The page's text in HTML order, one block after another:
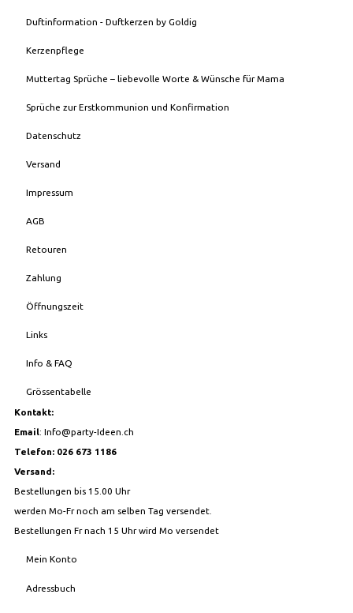
Duftinformation - Duftkerzen by Goldig
Kerzenpflege
Muttertag Sprüche – liebevolle Worte & Wünsche für Mama
Sprüche zur Erstkommunion und Konfirmation
Datenschutz
Versand
Impressum
AGB
Retouren
Zahlung
Öffnungszeit
Links
Info & FAQ
Grössentabelle
Kontakt:
Email: Info@party-Ideen.ch
Telefon: 026 673 1186
Versand:
Bestellungen bis 15.00 Uhr
werden Mo-Fr noch am selben Tag versendet.
Bestellungen Fr nach 15 Uhr wird Mo versendet
Mein Konto
Adressbuch